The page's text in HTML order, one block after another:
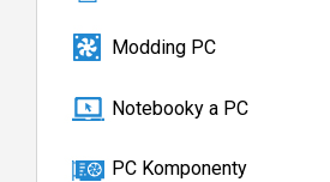
Modding PC
Notebooky a PC
PC Komponenty